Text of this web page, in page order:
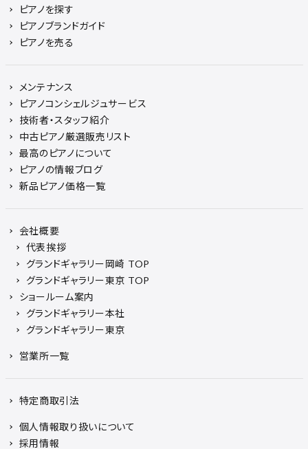
ピアノを探す
ピアノブランドガイド
ピアノを売る
メンテナンス
ピアノコンシェルジュサービス
技術者・スタッフ紹介
中古ピアノ厳選販売リスト
最高のピアノについて
ピアノの情報ブログ
新品ピアノ価格一覧
会社概要
代表挨拶
グランドギャラリー岡崎 TOP
グランドギャラリー東京 TOP
ショールーム案内
グランドギャラリー本社
グランドギャラリー東京
営業所一覧
特定商取引法
個人情報取り扱いについて
採用情報